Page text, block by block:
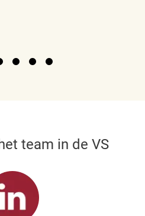
team in de VS